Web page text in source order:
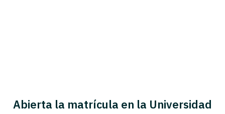
Abierta la matrícula en la Universidad